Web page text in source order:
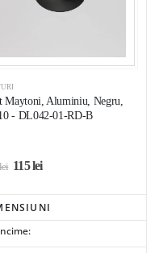
Maytoni, Aluminiu, Negru,
- DL042-01-RD-B
115lei